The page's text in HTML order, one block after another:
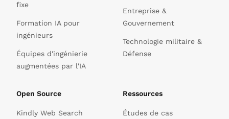
fixe
Formation IA pour
ingénieurs
Équipes d'ingénierie
augmentées par l'IA
Entreprise &
Gouvernement
Technologie militaire &
Défense
Open Source
Kindly Web Search
Ressources
Études de cas